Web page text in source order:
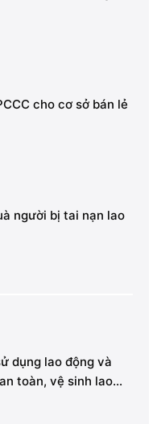
cho cơ sở bán lẻ
người bị tai nạn lao
dụng lao động và
toàn, vệ sinh lao